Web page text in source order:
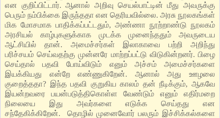
என குறிப்பிட்டார். ஆனால் அறிவு செயல்பாட்டின் மீது அவருக்கு
பெரும் நம்பிக்கை இருந்ததா என தெரியவில்லை. அரசு நூலகங்கள்
மிக மோசமாக பாதிக்கப்பட்டதும், அண்ணா நூற்றாண்டு நூலகம்
அரசியல் காழ்புகளுக்காக முடக்க முனைந்ததும் அவருடைய
ஆட்சியில் தான். அமைச்சர்கள் இலாகாவை பற்றி அறிந்து
பரிச்சயம் செய்வதற்கு முன்னரே மாற்றப்பட்டு விடுகின்றனர். பிழை
செய்தால் பதவி போய்விடும் எனும் அச்சம் அமைச்சர்களை
இயக்கியது என்றே எண்ணுகிறேன். ஆனால் அது ஊழலை
குறைத்ததா? இந்த பதவி குறுகிய காலம் தன் நீடிக்கும், ஆகவே
இயன்றவரை பயன்படுத்திகொள்ள வேண்டும் எனும் எதிர்மறை
நிலையை இது அவர்களை எடுக்க செய்தது என
சந்தேகிக்கிறேன். தொழில் முனைவோர் பலரும் இச்சிக்கல்களை